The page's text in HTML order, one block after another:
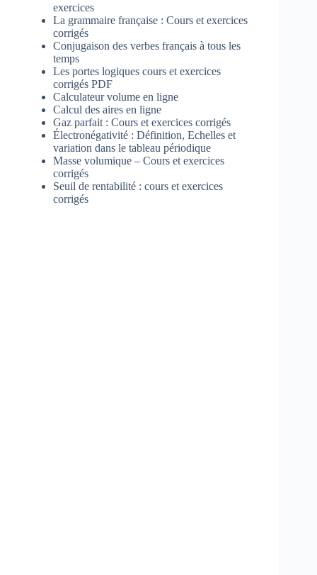
exercices
La grammaire française : Cours et exercices
corrigés
Conjugaison des verbes français à tous les
temps
Les portes logiques cours et exercices
corrigés PDF
Calculateur volume en ligne
Calcul des aires en ligne
Gaz parfait : Cours et exercices corrigés
Électronégativité : Définition, Echelles et
variation dans le tableau périodique
Masse volumique – Cours et exercices
corrigés
Seuil de rentabilité : cours et exercices
corrigés